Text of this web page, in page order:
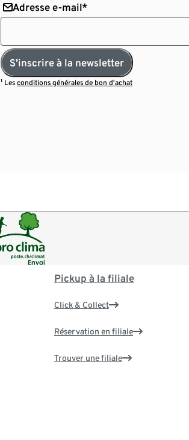
Adresse e-mail*
S'inscrire à la newsletter
¹ Lesconditions générales de bon d’achat
Pickup à la filiale
Click & Collect
Réservation en filiale
Trouver une filiale